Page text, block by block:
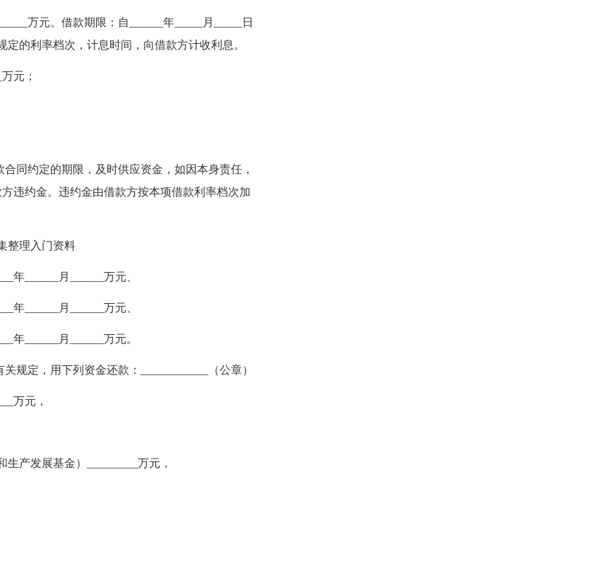
万元。借款期限：自______年_____月_____日
定的利率档次，计息时间，向借款方计收利息。
元；
同约定的期限，及时供应资金，如因本身责任，
违约金。违约金由借款方按本项借款利率档次加
整理入门资料
年______月______万元、
年______月______万元、
年______月______万元。
规定，用下列资金还款：____________（公章）
万元，
产发展基金）_________万元，